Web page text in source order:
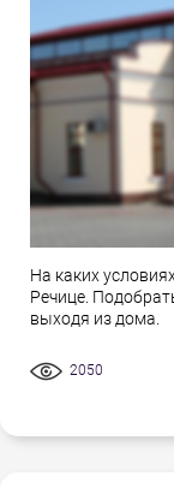
На каких
Речице.
выходя из дома.
2050